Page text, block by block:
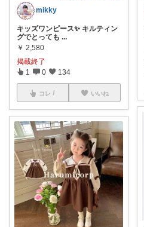
mikky
キッズワンピース✨ キルティン
グでとっても ...
￥ 2,580
掲載終了
1 0 134
コレ いいね